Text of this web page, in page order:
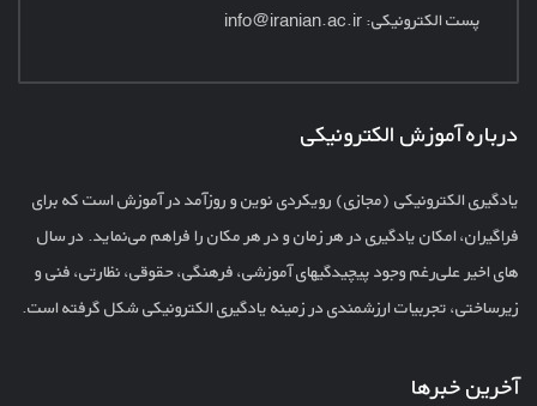
پست الکترونیکی:info@iranian.ac.ir
درباره آموزش الکترونیکی
یادگیری الکترونیکی (مجازی) رویکردی نوین و روزآمد در آموزش است که برای
فراگیران، امکان یادگیری در هر زمان و در هر مکان را فراهم می‌نماید. در سال
های اخیر علی‌رغم وجود پیچیدگیهای آموزشی، فرهنگی، حقوقی، نظارتی، فنی و
زیرساختی، تجربیات ارزشمندی در زمینه یادگیری الکترونیکی شکل گرفته است.
آخرین خبرها